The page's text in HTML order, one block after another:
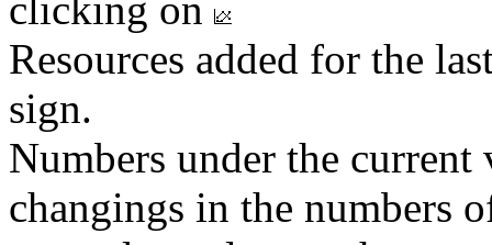
Resources added for the
sign.
Numbers under the
changings in the numbers